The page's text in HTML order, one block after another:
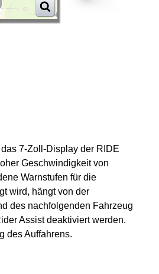
7-Zoll-Display der RIDE
Geschwindigkeit von
Warnstufen für die
wird, hängt von der
des nachfolgenden Fahrzeug
Assist deaktiviert werden.
des Auffahrens.